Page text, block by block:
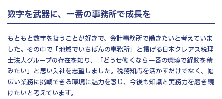
数字を武器に、一番の事務所で成長を
もともと数字を扱うことが好きで、会計事務所で働きたいと考えていま
した。その中で「地域でいちばんの事務所」と掲げる日本クレアス税理
士法人グループの存在を知り、「どうせ働くなら一番の環境で経験を積
みたい」と思い入社を志望しました。税務知識を活かすだけでなく、幅
広い業務に挑戦できる環境に魅力を感じ、今後も知識と実務力を磨き続
けたいと考えています。